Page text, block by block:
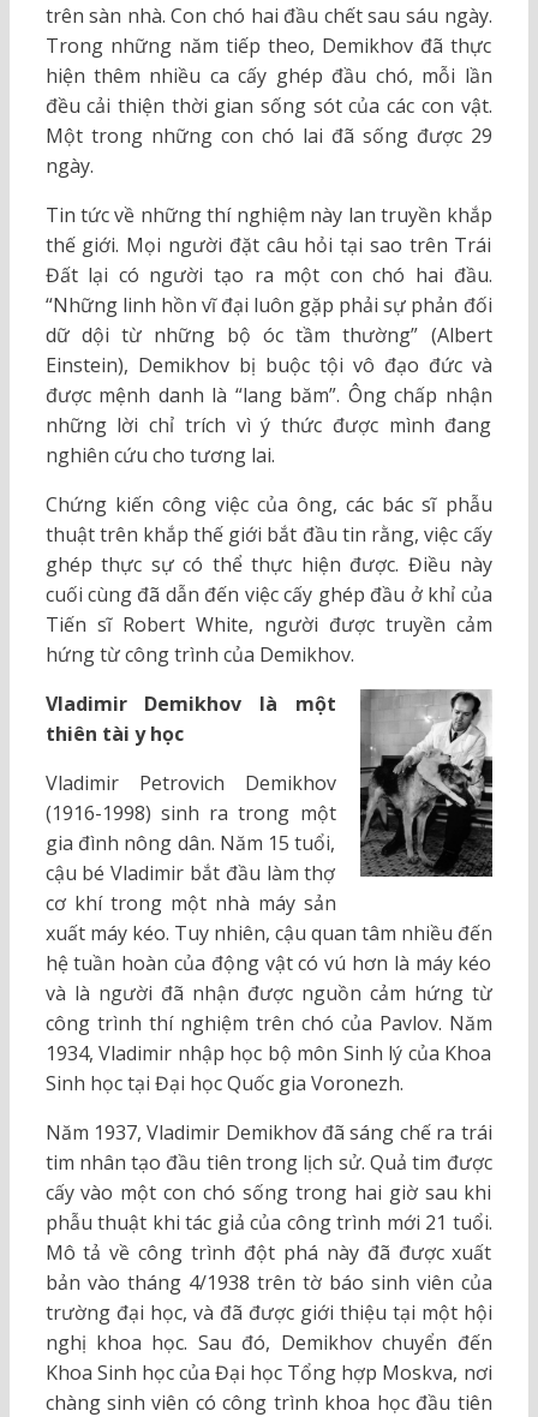
trên sàn nhà. Con chó hai đầu chết sau sáu ngày.
Trong những năm tiếp theo, Demikhov đã thực
hiện thêm nhiều ca cấy ghép đầu chó, mỗi lần
đều cải thiện thời gian sống sót của các con vật.
Một trong những con chó lai đã sống được 29
ngày.
Tin tức về những thí nghiệm này lan truyền khắp
thế giới. Mọi người đặt câu hỏi tại sao trên Trái
Đất lại có người tạo ra một con chó hai đầu.
“Những linh hồn vĩ đại luôn gặp phải sự phản đối
dữ dội từ những bộ óc tầm thường” (Albert
Einstein), Demikhov bị buộc tội vô đạo đức và
được mệnh danh là “lang băm”. Ông chấp nhận
những lời chỉ trích vì ý thức được mình đang
nghiên cứu cho tương lai.
Chứng kiến công việc của ông, các bác sĩ phẫu
thuật trên khắp thế giới bắt đầu tin rằng, việc cấy
ghép thực sự có thể thực hiện được. Điều này
cuối cùng đã dẫn đến việc cấy ghép đầu ở khỉ của
Tiến sĩ Robert White, người được truyền cảm
hứng từ công trình của Demikhov.
Vladimir Demikhov là một
thiên tài y học
Vladimir Petrovich Demikhov
(1916-1998) sinh ra trong một
gia đình nông dân. Năm 15 tuổi,
cậu bé Vladimir bắt đầu làm thợ
cơ khí trong một nhà máy sản
xuất máy kéo. Tuy nhiên, cậu quan tâm nhiều đến
hệ tuần hoàn của động vật có vú hơn là máy kéo
và là người đã nhận được nguồn cảm hứng từ
công trình thí nghiệm trên chó của Pavlov. Năm
1934, Vladimir nhập học bộ môn Sinh lý của Khoa
Sinh học tại Đại học Quốc gia Voronezh.
Năm 1937, Vladimir Demikhov đã sáng chế ra trái
tim nhân tạo đầu tiên trong lịch sử. Quả tim được
cấy vào một con chó sống trong hai giờ sau khi
phẫu thuật khi tác giả của công trình mới 21 tuổi.
Mô tả về công trình đột phá này đã được xuất
bản vào tháng 4/1938 trên tờ báo sinh viên của
trường đại học, và đã được giới thiệu tại một hội
nghị khoa học. Sau đó, Demikhov chuyển đến
Khoa Sinh học của Đại học Tổng hợp Moskva, nơi
chàng sinh viên có công trình khoa học đầu tiên